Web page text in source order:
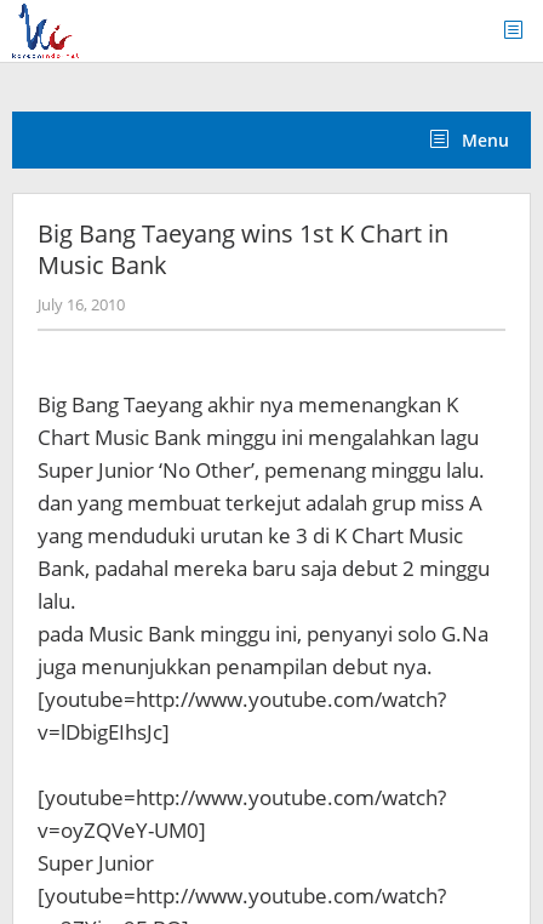
Skip
content
Menu
Big Bang Taeyang wins 1st K Chart in
Music Bank
July 16, 2010by
Koreanindo
Big Bang Taeyang akhir nya memenangkan K
Chart Music Bank minggu ini mengalahkan lagu
Super Junior ‘No Other’, pemenang minggu lalu.
dan yang membuat terkejut adalah grup miss A
yang menduduki urutan ke 3 di K Chart Music
Bank, padahal mereka baru saja debut 2 minggu
lalu.
pada Music Bank minggu ini, penyanyi solo G.Na
juga menunjukkan penampilan debut nya.
[youtube=http://www.youtube.com/watch?
v=lDbigEIhsJc]
[youtube=http://www.youtube.com/watch?
v=oyZQVeY-UM0]
Super Junior
[youtube=http://www.youtube.com/watch?